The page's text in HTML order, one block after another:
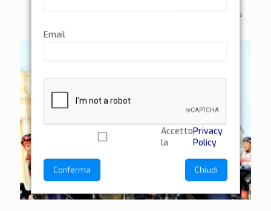
Leggi di più
Email
Accetto
la
Privacy
Policy
Conferma Chiudi